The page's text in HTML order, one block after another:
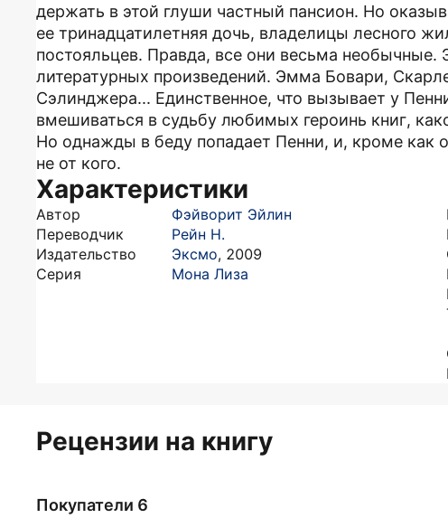
держать в этой глуши частный пансион. Но
ее тринадцатилетняя дочь, владелицы лесного
постояльцев. Правда, все они весьма необычные.
литературных произведений. Эмма Бовари,
Сэлинджера... Единственное, что вызывает у
вмешиваться в судьбу любимых героинь книг,
Но однажды в беду попадает Пенни, и, кроме как
не от кого.
Характеристики
Автор
Фэйворит Эйлин
Переводчик
Рейн Н.
Издательство
Эксмо, 2009
Серия
Мона Лиза
Рецензии на книгу
Покупатели 6